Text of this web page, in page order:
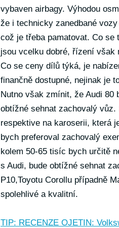
vybaven airbagy. Výhodou
že i technicky zanedbané
což je třeba pamatovat. Co
jsou vcelku dobré, řízení však
Co se ceny dílů týká, je
finančně dostupné, nejinak je
Nutno však zmínit, že Audi 80
obtížné sehnat zachovalý
respektive na karoserii, která
bych preferoval zachovalý
kolem 50-65 tisíc bych určitě
s Audi, bude obtížné sehnat
P10,Toyotu Corollu případně
spolehlivé a kvalitní.
TIP: RECENZE OJETIN: